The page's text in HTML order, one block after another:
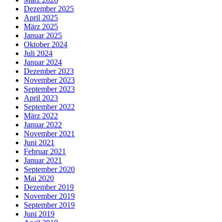
Dezember 2025
April 2025
März 2025
Januar 2025
Oktober 2024
Juli 2024
Januar 2024
Dezember 2023
November 2023
September 2023
April 2023
September 2022
März 2022
Januar 2022
November 2021
Juni 2021
Februar 2021
Januar 2021
September 2020
Mai 2020
Dezember 2019
November 2019
September 2019
Juni 2019